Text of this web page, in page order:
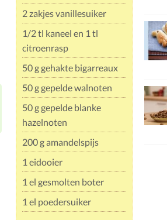
2 zakjes vanillesuiker
1/2 tl kaneel en 1 tl
citroenrasp
50 g gehakte bigarreaux
50 g gepelde walnoten
50 g gepelde blanke
hazelnoten
200 g amandelspijs
1 eidooier
1 el gesmolten boter
1 el poedersuiker